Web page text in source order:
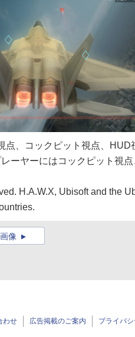
点、コックピット視点、
ーヤーにはコックピット視
H.A.W.X, Ubisoft and the
像
わせ 広告掲載のご案内 プライバ